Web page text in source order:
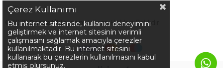
©2025Parcatikla.com| Tüm Hakları Saklıdır.
Çerez Kullanımı
Bu internet sitesinde, kullanıcı deneyimini
geliştirmek ve internet sitesinin verimli
çalışmasını sağlamak amacıyla çerezler
kullanılmaktadır. Bu internet sitesini
kullanarak bu çerezlerin kullanılmasını kabul
etmiş olursunuz.